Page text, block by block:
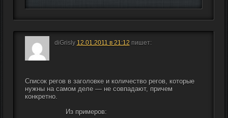
diGrisly 12.01.2011 в 21:12 пишет:
Список регов в заголовке и количество регов, которые
нужны на самом деле — не совпадают, причем
конкретно.
                    Из примеров: